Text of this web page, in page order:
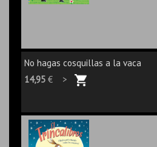
No hagas cosquillas a la vaca
14,95 € >